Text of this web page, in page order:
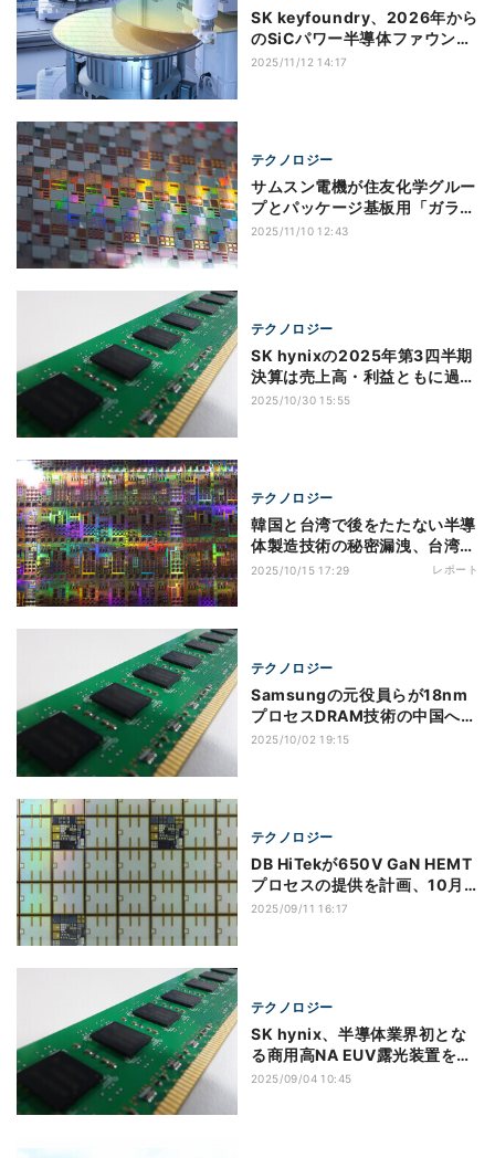
SK keyfoundry、2026年から
のSiCパワー半導体ファウンド
リサービスの提供を計画
2025/11/12 14:17
テクノロジー
サムスン電機が住友化学グルー
プとパッケージ基板用「ガラス
コア」の合弁会社設立へ
2025/11/10 12:43
テクノロジー
SK hynixの2025年第3四半期
決算は売上高・利益ともに過去
最高を記録、価格上昇とAI需要
2025/10/30 15:55
テクノロジー
韓国と台湾で後をたたない半導
体製造技術の秘密漏洩、台湾で
は7～8件の捜査が進行中
2025/10/15 17:29 レポート
テクノロジー
Samsungの元役員らが18nm
プロセスDRAM技術の中国への
流出容疑で拘束 韓国メディア
2025/10/02 19:15
テクノロジー
DB HiTekが650V GaN HEMT
プロセスの提供を計画、10月
末よりMPWプログラムを提供
2025/09/11 16:17
テクノロジー
SK hynix、半導体業界初とな
る商用高NA EUV露光装置を利
川のM16ファブに導入
2025/09/04 10:45